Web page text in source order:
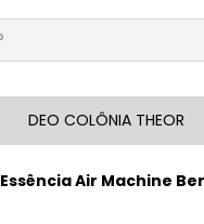
DEO COLÔNIA THEOR
Essência Air Machine